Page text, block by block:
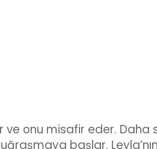
ve onu misafir eder. Daha
başlar. Leyla’nın